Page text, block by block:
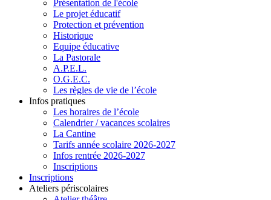
Présentation de l'école
Le projet éducatif
Protection et prévention
Historique
Equipe éducative
La Pastorale
A.P.E.L.
O.G.E.C.
Les règles de vie de l’école
Infos pratiques
Les horaires de l’école
Calendrier / vacances scolaires
La Cantine
Tarifs année scolaire 2026-2027
Infos rentrée 2026-2027
Inscriptions
Inscriptions
Ateliers périscolaires